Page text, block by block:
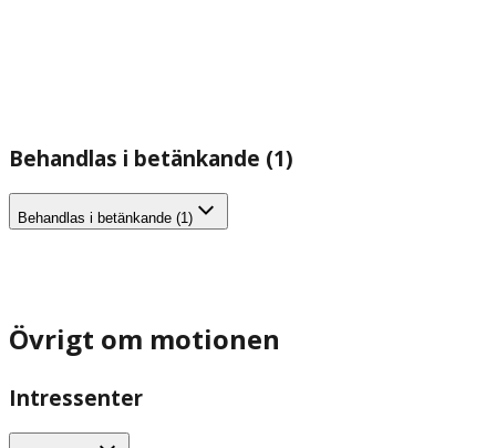
Behandlas i betänkande (1)
Behandlas i betänkande (1)
Övrigt om motionen
Intressenter